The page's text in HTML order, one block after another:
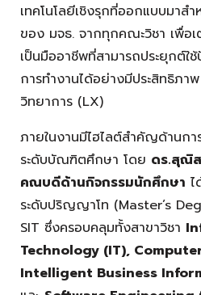
เทคโนโลยีเชิงรุกที่ออกแบบมาส
ของ มจธ. จากทุกคณะวิชา เพื่อ
เป็นมืออาชีพที่สามารถประยุกต์
การทำงานได้อย่างมีประสิทธิภ
วิทยาการ (LX)
ภายในงานมีไฮไลต์สำคัญด้านกา
ระดับบัณฑิตศึกษา โดย ดร.สุณิ
คณบดีด้านกิจกรรมนักศึกษา ไ
ระดับปริญญาโท (Master’s
SIT ซึ่งครอบคลุมทั้งสาขาวิชา
Technology (IT),
Intelligent Business